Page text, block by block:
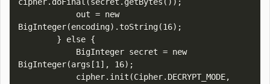
BigInteger(encoding).toString(16);
BigInteger(args[1], 16);